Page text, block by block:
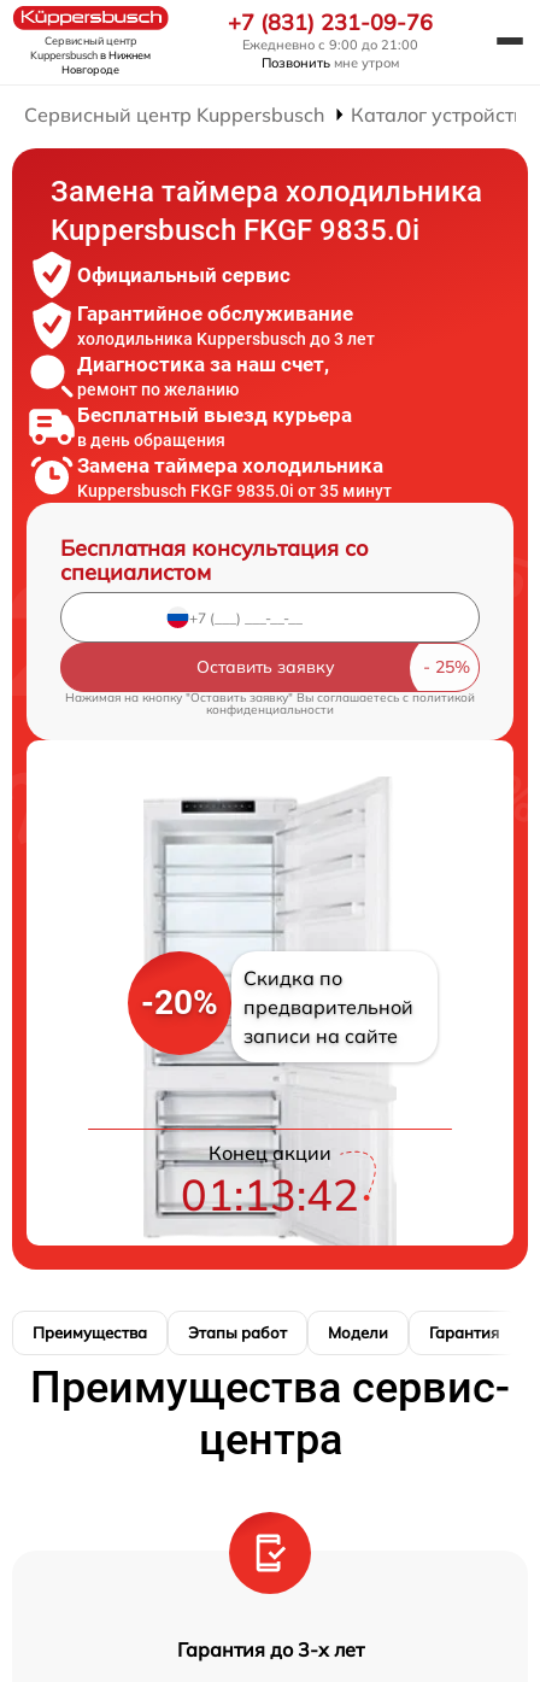
Сервисный центр
Kuppersbuschв Нижнем
Новгороде
+7 (831) 231-09-76
Ежедневно с 9:00 до 21:00
Позвонить мне утром
Сервисный центр Kuppersbusch Каталог устройств
Замена таймера холодильника
Kuppersbusch FKGF 9835.0i
Официальный сервис
Гарантийное обслуживание
холодильника Kuppersbusch до 3 лет
Диагностика за наш счет,
ремонт по желанию
Бесплатный выезд курьера
в день обращения
Замена таймера холодильника
Kuppersbusch FKGF 9835.0i от 35 минут
Бесплатная консультация со
специалистом
Оставить заявку
Нажимая на кнопку "Оставить заявку" Вы соглашаетесь c политикой
конфиденциальности
-20%
Скидка по
предварительной
записи на сайте
Конец акции
01:13:42
Преимущества Этапы работ Модели Гарантия
Преимущества сервис-
центра
Гарантия до 3-х лет